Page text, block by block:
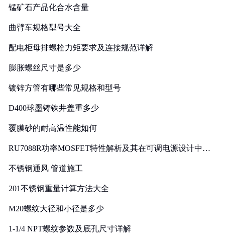
锰矿石产品化合水含量
曲臂车规格型号大全
配电柜母排螺栓力矩要求及连接规范详解
膨胀螺丝尺寸是多少
镀锌方管有哪些常见规格和型号
D400球墨铸铁井盖重多少
覆膜砂的耐高温性能如何
RU7088R功率MOSFET特性解析及其在可调电源设计中的
不锈钢通风 管道施工
201不锈钢重量计算方法大全
M20螺纹大径和小径是多少
1-1/4 NPT螺纹参数及底孔尺寸详解